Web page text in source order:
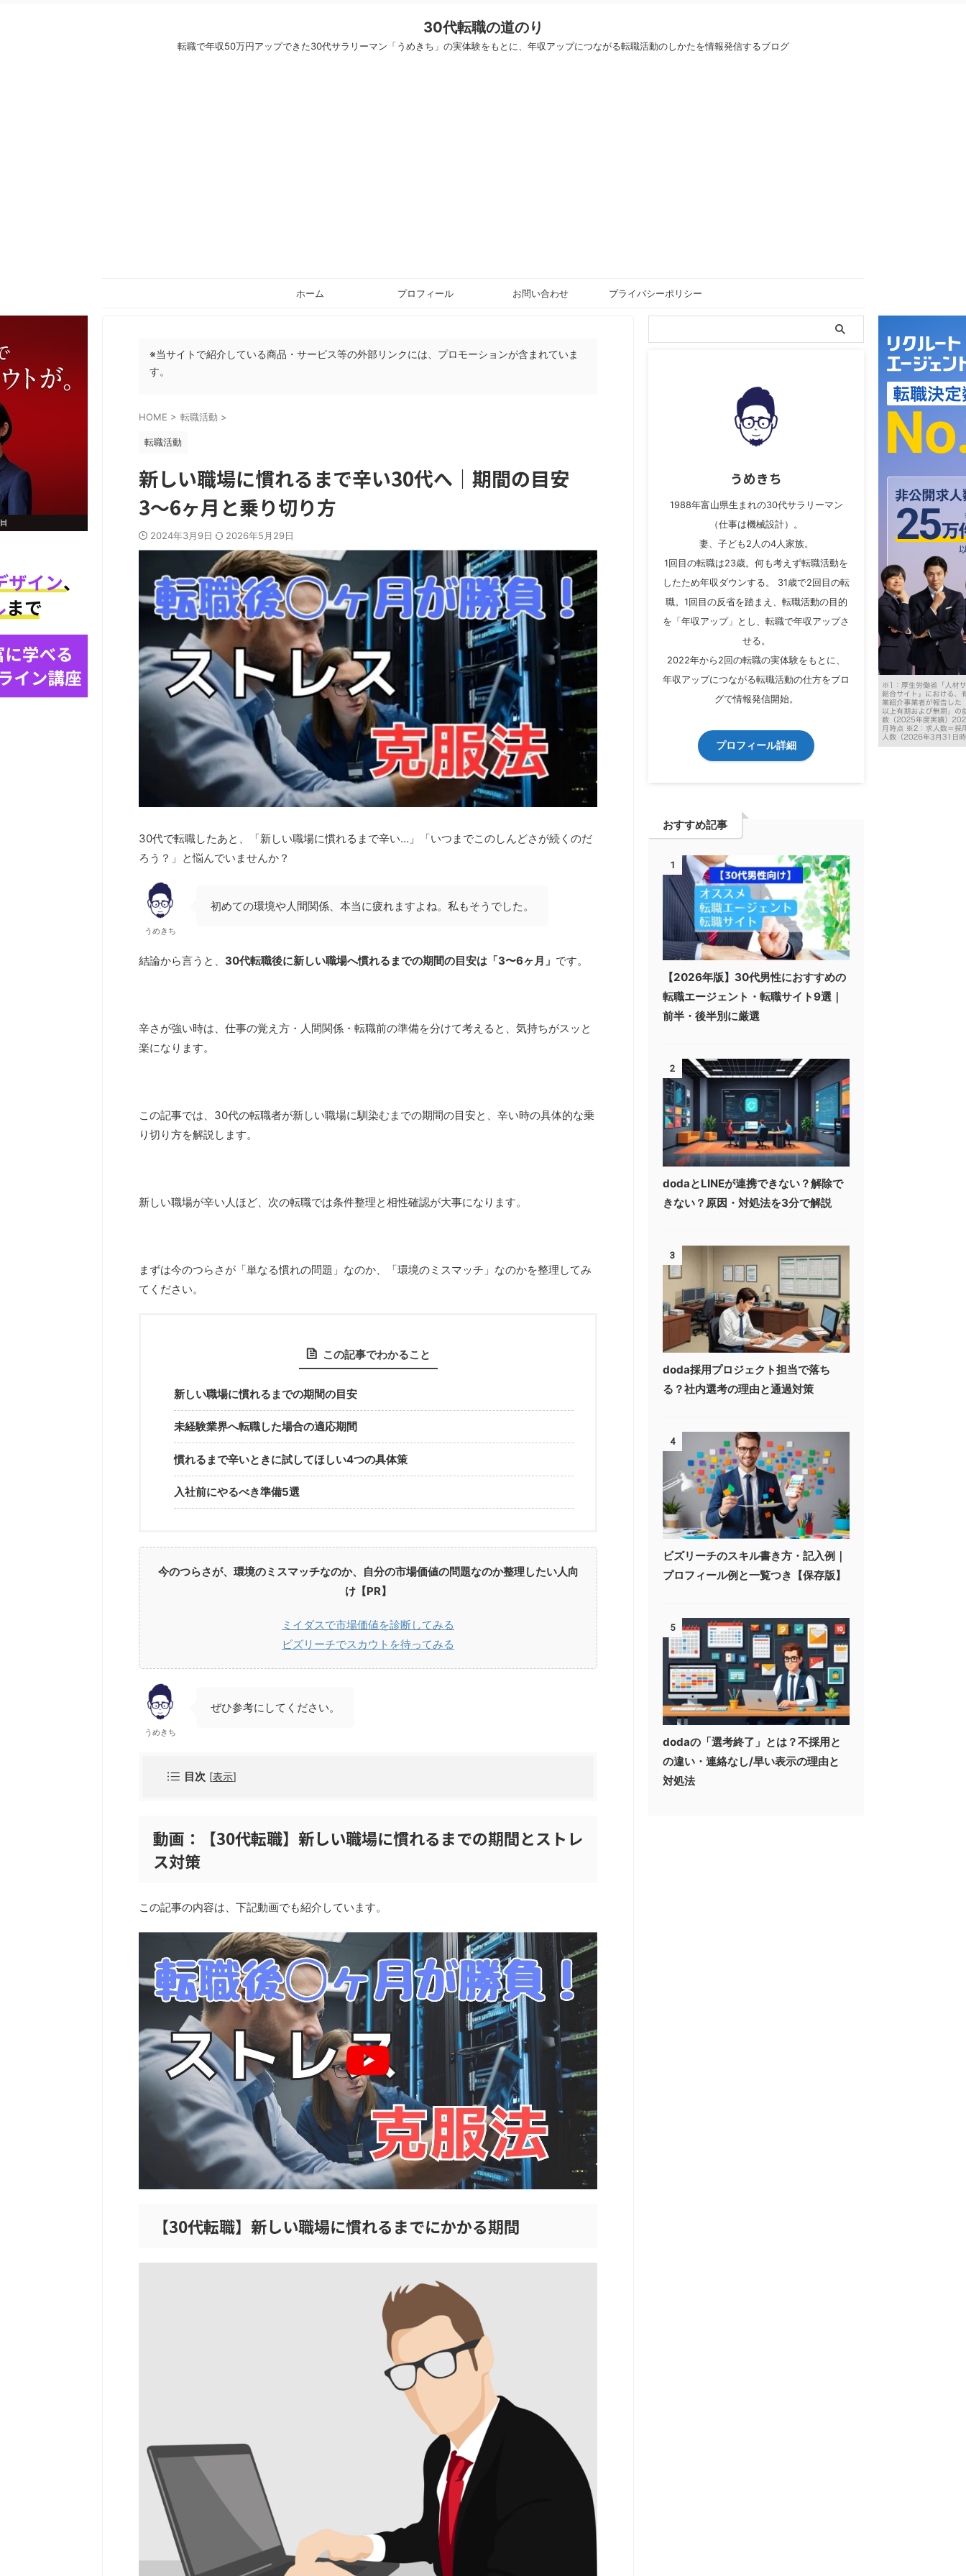
30代転職の道のり
転職で年収50万円アップできた30代サラリーマン「うめきち」の実体験をもとに、年収アップにつながる転職活動のしかたを情報発信するブログ
ホーム プロフィール お問い合わせ プライバシーポリシー
※当サイトで紹介している商品・サービス等の外部リンクには、プロモーションが含まれていま
す。
HOME > 転職活動 >
転職活動
新しい職場に慣れるまで辛い30代へ｜期間の目安
3〜6ヶ月と乗り切り方
2024年3月9日 2026年5月29日
30代で転職したあと、「新しい職場に慣れるまで辛い…」「いつまでこのしんどさが続くのだ
ろう？」と悩んでいませんか？
うめきち
初めての環境や人間関係、本当に疲れますよね。私もそうでした。
結論から言うと、 30代転職後に新しい職場へ慣れるまでの期間の目安は「3〜6ヶ月」 です。
辛さが強い時は、仕事の覚え方・人間関係・転職前の準備を分けて考えると、気持ちがスッと
楽になります。
この記事では、30代の転職者が新しい職場に馴染むまでの期間の目安と、辛い時の具体的な乗
り切り方を解説します。
新しい職場が辛い人ほど、次の転職では条件整理と相性確認が大事になります。
まずは今のつらさが「単なる慣れの問題」なのか、「環境のミスマッチ」なのかを整理してみ
てください。
この記事でわかること
新しい職場に慣れるまでの期間の目安
未経験業界へ転職した場合の適応期間
慣れるまで辛いときに試してほしい4つの具体策
入社前にやるべき準備5選
今のつらさが、環境のミスマッチなのか、自分の市場価値の問題なのか整理したい人向
け【PR】
ミイダスで市場価値を診断してみる
ビズリーチでスカウトを待ってみる
うめきち
ぜひ参考にしてください。
目次 [表示]
動画：【30代転職】新しい職場に慣れるまでの期間とストレ
ス対策
この記事の内容は、下記動画でも紹介しています。
【30代転職】新しい職場に慣れるまでにかかる期間
うめきち
1988年富山県生まれの30代サラリーマン
（仕事は機械設計）。
妻、子ども2人の4人家族。
1回目の転職は23歳。何も考えず転職活動を
したため年収ダウンする。 31歳で2回目の転
職。1回目の反省を踏まえ、転職活動の目的
を「年収アップ」とし、転職で年収アップさ
せる。
2022年から2回の転職の実体験をもとに、
年収アップにつながる転職活動の仕方をブロ
グで情報発信開始。
プロフィール詳細
おすすめ記事
1
【2026年版】30代男性におすすめの
転職エージェント・転職サイト9選｜
前半・後半別に厳選
2
dodaとLINEが連携できない？解除で
きない？原因・対処法を3分で解説
3
doda採用プロジェクト担当で落ち
る？社内選考の理由と通過対策
4
ビズリーチのスキル書き方・記入例｜
プロフィール例と一覧つき【保存版】
5
dodaの「選考終了」とは？不採用と
の違い・連絡なし/早い表示の理由と
対処法